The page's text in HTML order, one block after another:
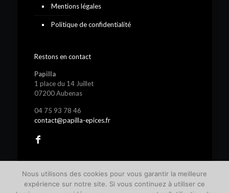
Mentions légales
Politique de confidentialité
Restons en contact
Papilla
1 place du 14 Juillet
07200 Aubenas
04 75 93 78 46
contact@papilla-epices.fr
Nous utilisons des cookies pour vous garantir la meilleure
expérience sur notre site. Si vous continuez à utiliser ce